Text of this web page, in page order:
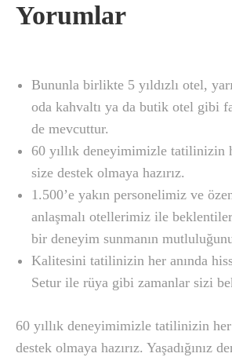
Yorumlar
Bununla birlikte 5 yıldızlı otel,
oda kahvaltı ya da butik otel gibi
de mevcuttur.
60 yıllık deneyimimizle tatilinizin
size destek olmaya hazırız.
1.500’e yakın personelimiz ve
anlaşmalı otellerimiz ile
bir deneyim sunmanın
Kalitesini tatilinizin her anında
Setur ile rüya gibi zamanlar sizi
60 yıllık deneyimimizle tatilinizin her
destek olmaya hazırız. Yaşadığınız